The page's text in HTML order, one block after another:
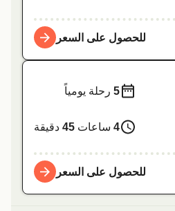
للحصول على السعر
5رحلة يومياً
4 ساعات45دقيقة
للحصول على السعر